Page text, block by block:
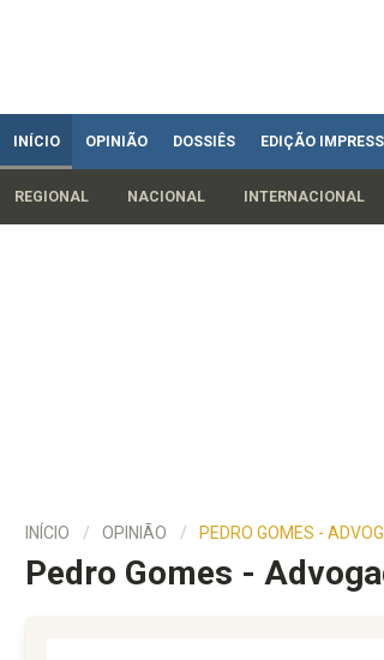
INÍCIO OPINIÃO DOSSIÊS EDIÇÃO
REGIONAL NACIONAL INTERNACIONAL
INÍCIO OPINIÃO PEDRO GOMES -
Pedro Gomes -